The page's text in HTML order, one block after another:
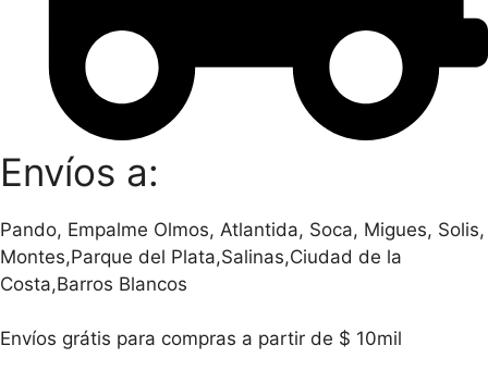
Envíos a:
Pando, Empalme Olmos, Atlantida, Soca, Migues, Solis,
Montes,Parque del Plata,Salinas,Ciudad de la
Costa,Barros Blancos
Envíos grátis para compras a partir de $ 10mil